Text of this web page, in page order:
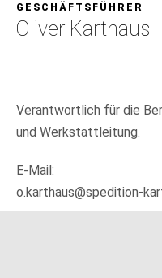
GESCHÄFTSFÜHRER
Oliver Karthaus
Verantwortlich für die
und Werkstattleitung.
E-Mail:
o.karthaus@spedition-